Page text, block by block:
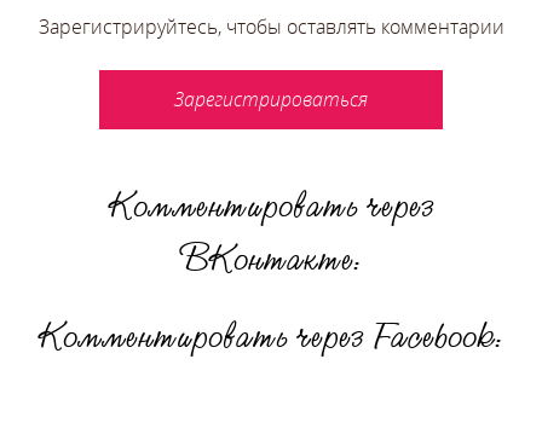
Зарегистрируйтесь, чтобы оставлять комментарии
Зарегистрироваться
Комментировать через
ВКонтакте:
Комментировать через Facebook: